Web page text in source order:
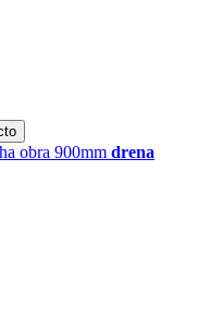
obra 900mm drena